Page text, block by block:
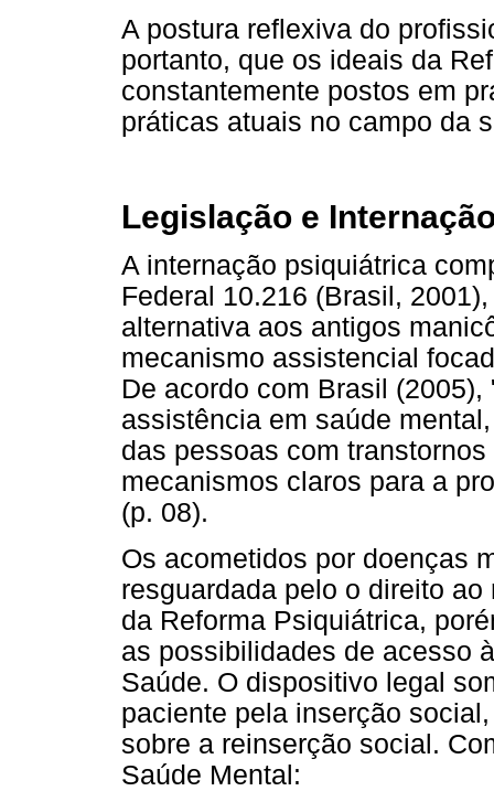
A postura reflexiva do
portanto, que os ideais da
constantemente postos em
práticas atuais no campo da
Legislação e
A internação psiquiátrica
Federal 10.216 (Brasil,
alternativa aos antigos
mecanismo assistencial
De acordo com Brasil
assistência em saúde
das pessoas com
mecanismos claros para a
(p. 08).
Os acometidos por doenças
resguardada pelo o direito
da Reforma Psiquiátrica,
as possibilidades de acesso
Saúde. O dispositivo legal
paciente pela inserção
sobre a reinserção social.
Saúde Mental: